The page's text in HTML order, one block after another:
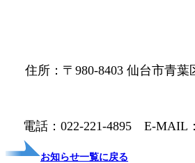
住所：〒980-8403 仙台市青
電話：022-221-4895 E-MAIL
お知らせ一覧に戻る